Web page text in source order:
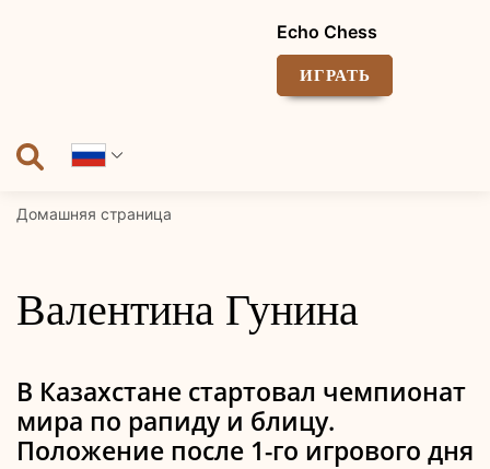
Echo Chess
ИГРАТЬ
Домашняя страница
Валентина Гунина
В Казахстане стартовал чемпионат
мира по рапиду и блицу.
Положение после 1-го игрового дня